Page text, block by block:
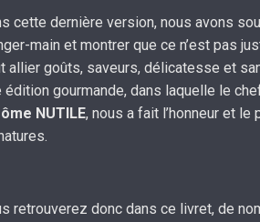
cette dernière version, nous avons
main et montrer que ce n’est pas
allier goûts, saveurs, délicatesse et
édition gourmande, dans laquelle le
NUTILE, nous a fait l’honneur et
retrouverez donc dans ce livret, de